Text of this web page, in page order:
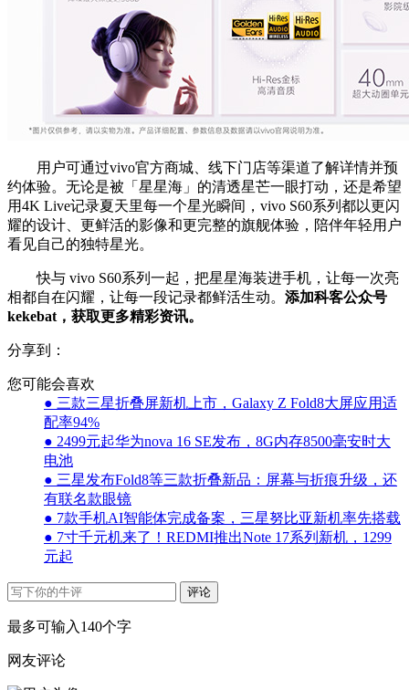
用户可通过vivo官方商城、线下门店等渠道了解详情并预
约体验。无论是被「星星海」的清透星芒一眼打动，还是希望
用4K Live记录夏天里每一个星光瞬间，vivo S60系列都以更闪
耀的设计、更鲜活的影像和更完整的旗舰体验，陪伴年轻用户
看见自己的独特星光。
快与 vivo S60系列一起，把星星海装进手机，让每一次亮
相都自在闪耀，让每一段记录都鲜活生动。 添加科客公众号
kekebat，获取更多精彩资讯。
分享到：
您可能会喜欢
● 三款三星折叠屏新机上市，Galaxy Z Fold8大屏应用适
配率94%
● 2499元起华为nova 16 SE发布，8G内存8500毫安时大
电池
● 三星发布Fold8等三款折叠新品：屏幕与折痕升级，还
有联名款眼镜
● 7款手机AI智能体完成备案，三星努比亚新机率先搭载
● 7寸千元机来了！REDMI推出Note 17系列新机，1299
元起
评论
最多可输入140个字
网友评论